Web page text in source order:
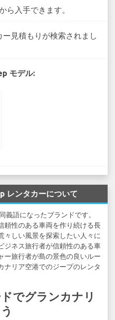
ら入手できます。
見積もりが検索されまし
モデル:
レンタカーについて
義語になったブランドです。
頼性のある車両を作り続ける長
々しい風景を探索したい人々に
ジネス旅行者が信頼性のある車
ー旅行者が島の景色の良いルー
ナリア空港でのジープのレンタ
でグランカナリ